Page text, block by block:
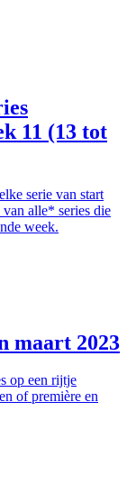
11 (13 tot
serie van start
alle* series die
week.
maart 2023
op een rijtje
of première en